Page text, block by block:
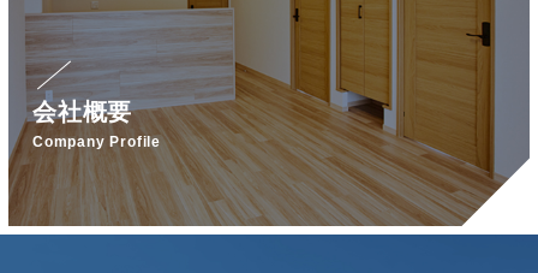
会社概要
Company Profile